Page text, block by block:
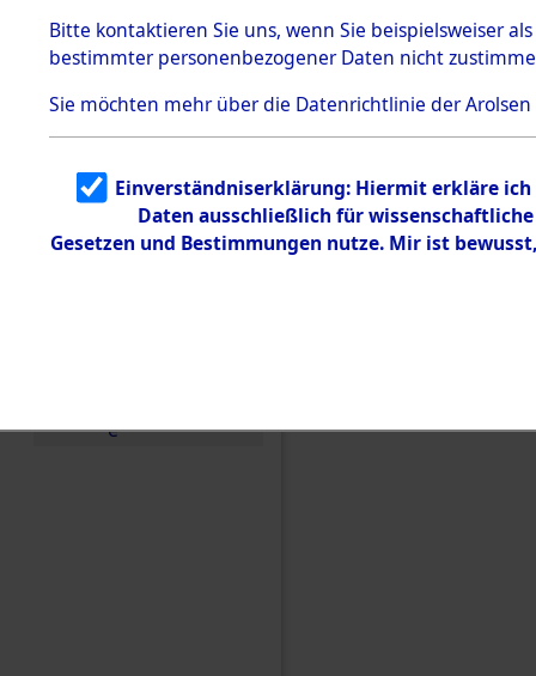
5.3.1 Alliierte
Erhebungen
zu
Todesmärsch
en
5.3.2
Identifizierun
g
5.3.3
Todesmärsch
e
Bitte kontaktieren Sie uns, wenn Sie beispielsweiser
bestimmter personenbezogener Daten nicht
Sie möchten mehr über die Datenrichtlinie der Arolsen
Einverständniserklärung: Hiermit erkläre
Daten ausschließlich für
Gesetzen und Bestimmungen nutze. Mir ist